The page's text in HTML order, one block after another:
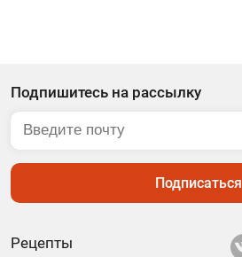
Рецепты
Подпишитесь на рассылку
Подписаться